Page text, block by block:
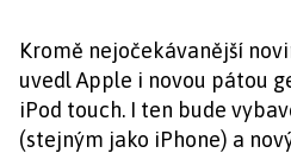
Kromě nejočekávanější
uvedl Apple i novou pátou
iPod touch. I ten bude
(stejným jako iPhone) a